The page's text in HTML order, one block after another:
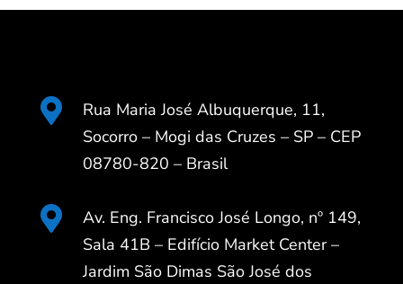

Rua Maria José Albuquerque, 11,
Socorro – Mogi das Cruzes – SP – CEP
08780-820 – Brasil

Av. Eng. Francisco José Longo, nº 149,
Sala 41B – Edifício Market Center –
Jardim São Dimas São José dos